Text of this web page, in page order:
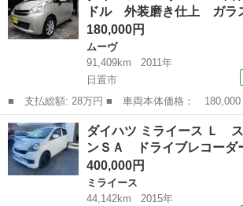
ニング ＣＤ ■...
ドル 外装磨き仕上 ガ
180,000円
ムーヴ
91,409km
2011年
日置市
■ 支払総額: 28万円 ■ 車両本体価格： 180,000 円 ■ メーカー
名： ダイハツ ■ 車種名： ムーヴ ■ グレー
証付 エアコアイドル 外装磨き仕上 ガラス撥
ニング ＣＤ ■...
鹿児島 日置市 ムーヴ 車両
ダイハツ ミライース Ｌ
ンＳＡ ドライブレコー
400,000円
ミライース
44,142km
2015年